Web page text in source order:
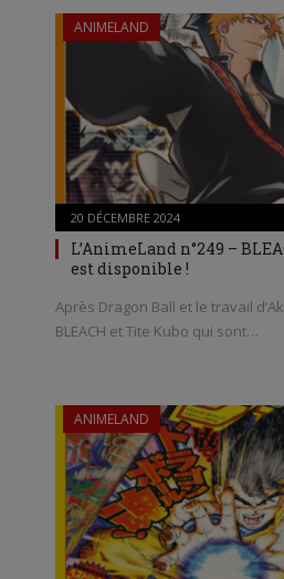
ANIMELAND
20 DÉCEMBRE 2024
L’AnimeLand n°249 –
est disponible !
Après Dragon Ball et le travail
BLEACH et Tite Kubo qui sont…
ANIMELAND